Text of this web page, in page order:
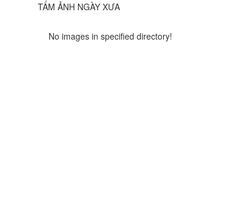
TẤM ẢNH NGÀY XƯA
No images in specified directory!